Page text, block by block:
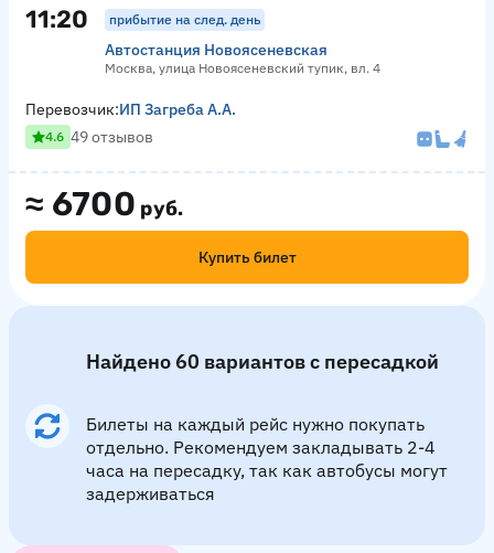
11:20 прибытие на след. день
Автостанция Новоясеневская
Москва, улица Новоясеневский тупик, вл. 4
≈ 6700 руб.
Купить билет
Перевозчик:ИП Загреба А.А.
4.6 49 отзывов
Найдено 60 вариантов с пересадкой
Билеты на каждый рейс нужно покупать
отдельно. Рекомендуем закладывать 2-4
часа на пересадку, так как автобусы могут
задерживаться